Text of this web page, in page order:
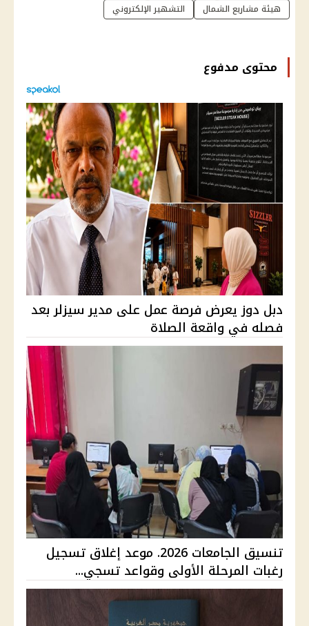
هيئة مشاريع الشمال
التشهير الإلكتروني
محتوى مدفوع
دبل دوز يعرض فرصة عمل على مدير سيزلر بعد
فصله في واقعة الصلاة
تنسيق الجامعات 2026. موعد إغلاق تسجيل
رغبات المرحلة الأولى وقواعد تسجي...